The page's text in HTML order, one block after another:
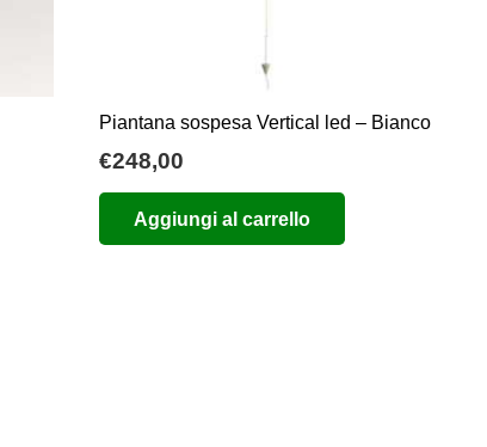
Piantana sospesa Vertical led – Bianco
€248,00
Aggiungi al carrello